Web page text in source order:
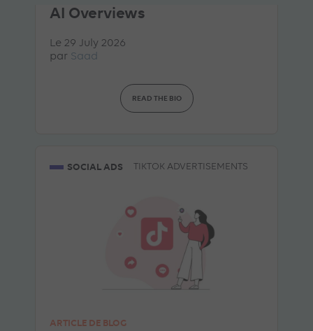
AI Overviews
Le 29 July 2026
par Saad
READ THE BIO
SOCIAL ADS TIKTOK ADVERTISEMENTS
ARTICLE DE BLOG